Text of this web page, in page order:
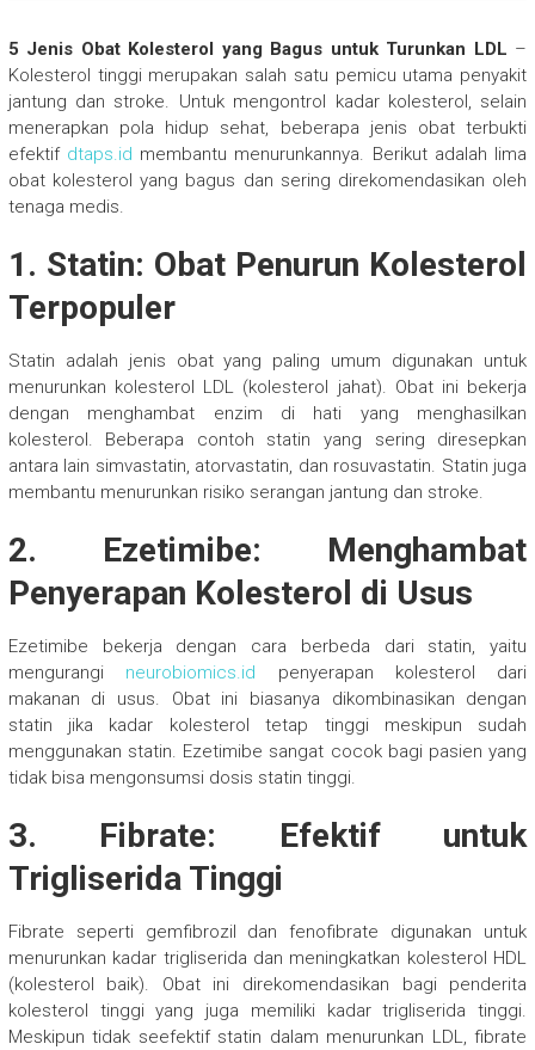
5 Jenis Obat Kolesterol yang Bagus untuk Turunkan LDL –
Kolesterol tinggi merupakan salah satu pemicu utama penyakit
jantung dan stroke. Untuk mengontrol kadar kolesterol, selain
menerapkan pola hidup sehat, beberapa jenis obat terbukti
efektif dtaps.id membantu menurunkannya. Berikut adalah lima
obat kolesterol yang bagus dan sering direkomendasikan oleh
tenaga medis.
1. Statin: Obat Penurun Kolesterol
Terpopuler
Statin adalah jenis obat yang paling umum digunakan untuk
menurunkan kolesterol LDL (kolesterol jahat). Obat ini bekerja
dengan menghambat enzim di hati yang menghasilkan
kolesterol. Beberapa contoh statin yang sering diresepkan
antara lain simvastatin, atorvastatin, dan rosuvastatin. Statin juga
membantu menurunkan risiko serangan jantung dan stroke.
2. Ezetimibe: Menghambat
Penyerapan Kolesterol di Usus
Ezetimibe bekerja dengan cara berbeda dari statin, yaitu
mengurangi neurobiomics.id penyerapan kolesterol dari
makanan di usus. Obat ini biasanya dikombinasikan dengan
statin jika kadar kolesterol tetap tinggi meskipun sudah
menggunakan statin. Ezetimibe sangat cocok bagi pasien yang
tidak bisa mengonsumsi dosis statin tinggi.
3. Fibrate: Efektif untuk
Trigliserida Tinggi
Fibrate seperti gemfibrozil dan fenofibrate digunakan untuk
menurunkan kadar trigliserida dan meningkatkan kolesterol HDL
(kolesterol baik). Obat ini direkomendasikan bagi penderita
kolesterol tinggi yang juga memiliki kadar trigliserida tinggi.
Meskipun tidak seefektif statin dalam menurunkan LDL, fibrate